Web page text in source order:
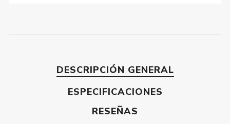
DESCRIPCIÓN GENERAL
ESPECIFICACIONES
RESEÑAS